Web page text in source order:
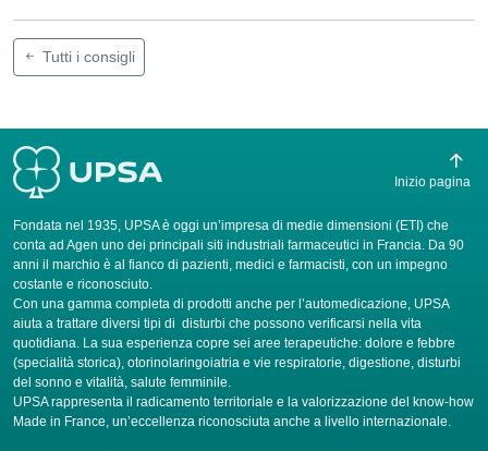
Tutti i consigli
Fondata nel 1935, UPSA è oggi un’impresa di medie dimensioni (ETI) che
conta ad Agen uno dei principali siti industriali farmaceutici in Francia. Da 90
anni il marchio è al fianco di pazienti, medici e farmacisti, con un impegno
costante e riconosciuto.
Con una gamma completa di prodotti anche per l’automedicazione, UPSA
aiuta a trattare diversi tipi di disturbi che possono verificarsi nella vita
quotidiana. La sua esperienza copre sei aree terapeutiche: dolore e febbre
(specialità storica), otorinolaringoiatria e vie respiratorie, digestione, disturbi
del sonno e vitalità, salute femminile.
UPSA rappresenta il radicamento territoriale e la valorizzazione del know-how
Made in France, un’eccellenza riconosciuta anche a livello internazionale.
Inizio pagina